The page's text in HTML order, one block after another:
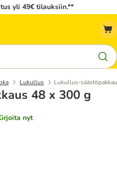
yli 49€ tilauksiin.**
Lukullus Lukullus-
48 x 300 g
nyt